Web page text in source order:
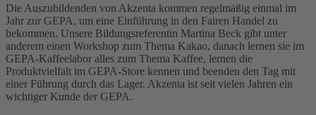
Die Auszubildenden von Akzenta kommen regelmäßig einmal im
Jahr zur GEPA, um eine Einführung in den Fairen Handel zu
bekommen. Unsere Bildungsreferentin Martina Beck gibt unter
anderem einen Workshop zum Thema Kakao, danach lernen sie im
GEPA-Kaffeelabor alles zum Thema Kaffee, lernen die
Produktvielfalt im GEPA-Store kennen und beenden den Tag mit
einer Führung durch das Lager. Akzenta ist seit vielen Jahren ein
wichtiger Kunde der GEPA.